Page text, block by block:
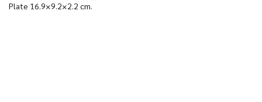
Plate 16.9×9.2×2.2 cm.